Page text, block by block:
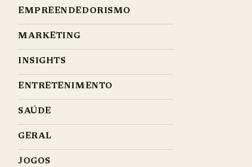
EMPREENDEDORISMO
MARKETING
INSIGHTS
ENTRETENIMENTO
SAÚDE
GERAL
JOGOS